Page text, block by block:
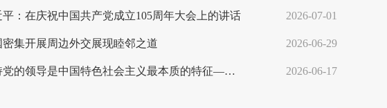
展邮件处理环节丢失问题专项整治
平：在庆祝中国共产党成立105周年大会上的讲话 2026-07-01
密集开展周边外交展现睦邻之道 2026-06-29
坚持党的领导是中国特色社会主义最本质的特征——深入学习贯彻习近平党建思想系列述评之一 2026-06-17